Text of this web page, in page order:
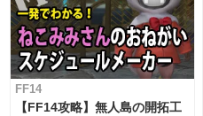
FF14
【FF14攻略】無人島の開拓工